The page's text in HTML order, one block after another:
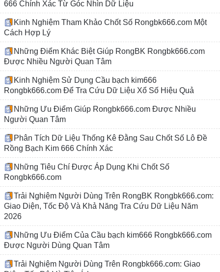
666 Chính Xác Từ Góc Nhìn Dữ Liệu
Kinh Nghiệm Tham Khảo Chốt Số Rongbk666.com Một
Cách Hợp Lý
Những Điểm Khác Biệt Giúp RongBK Rongbk666.com
Được Nhiều Người Quan Tâm
Kinh Nghiệm Sử Dụng Cầu bạch kim666
Rongbk666.com Để Tra Cứu Dữ Liệu Xổ Số Hiệu Quả
Những Ưu Điểm Giúp Rongbk666.com Được Nhiều
Người Quan Tâm
Phân Tích Dữ Liệu Thống Kê Đằng Sau Chốt Số Lô Đề
Rồng Bạch Kim 666 Chính Xác
Những Tiêu Chí Được Áp Dụng Khi Chốt Số
Rongbk666.com
Trải Nghiệm Người Dùng Trên RongBK Rongbk666.com:
Giao Diện, Tốc Độ Và Khả Năng Tra Cứu Dữ Liệu Năm
2026
Những Ưu Điểm Của Cầu bạch kim666 Rongbk666.com
Được Người Dùng Quan Tâm
Trải Nghiệm Người Dùng Trên Rongbk666.com: Giao